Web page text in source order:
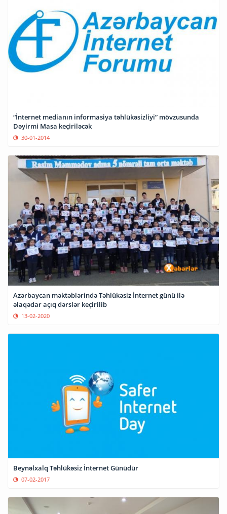
“İnternet medianın informasiya təhlükəsizliyi” mövzusunda
Dəyirmi Masa keçiriləcək
30-01-2014
Azərbaycan məktəblərində Təhlükəsiz İnternet günü ilə
əlaqədar açıq dərslər keçirilib
13-02-2020
Beynəlxalq Təhlükəsiz İnternet Günüdür
07-02-2017